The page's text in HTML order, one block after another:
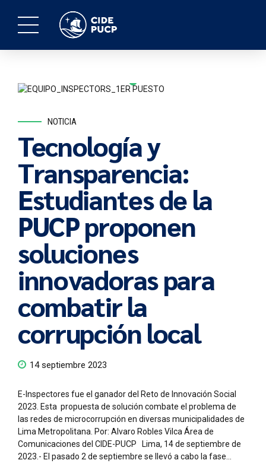
NOTICIA
Tecnología y
Transparencia:
Estudiantes de la
PUCP proponen
soluciones
innovadoras para
combatir la
corrupción local
14 septiembre 2023
E-Inspectores fue el ganador del Reto de Innovación Social
2023. Esta propuesta de solución combate el problema de
las redes de microcorrupción en diversas municipalidades de
Lima Metropolitana. Por: Alvaro Robles Vilca Área de
Comunicaciones del CIDE-PUCP Lima, 14 de septiembre de
2023.- El pasado 2 de septiembre se llevó a cabo la fase...